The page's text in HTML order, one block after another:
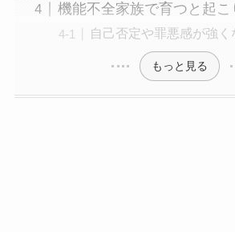
機能不全家族で育つと起
自己否定や罪悪感が強く
もっと見る